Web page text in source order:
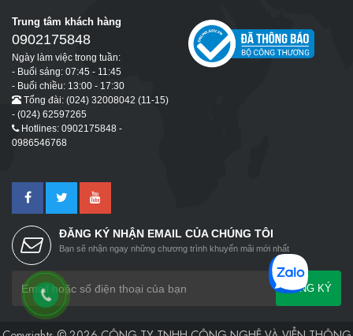
Trung tâm khách hàng
0902175848
Ngày làm việc trong tuần:
- Buổi sáng: 07:45 - 11:45
- Buổi chiều: 13:00 - 17:30
Tổng đài: (024) 32008042 (11-15)
- (024) 62597265
Hotlines: 0902175848 -
0986546768
ĐĂNG KÝ NHẬN EMAIL CỦA CHÚNG TÔI
Bạn sẽ nhận ngay những chương trình khuyến mãi mới nhất
ĐĂNG KÝ